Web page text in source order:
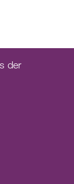
der